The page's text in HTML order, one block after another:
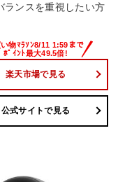
ランスを重視したい方
楽天市場で見る
公式サイトで見る